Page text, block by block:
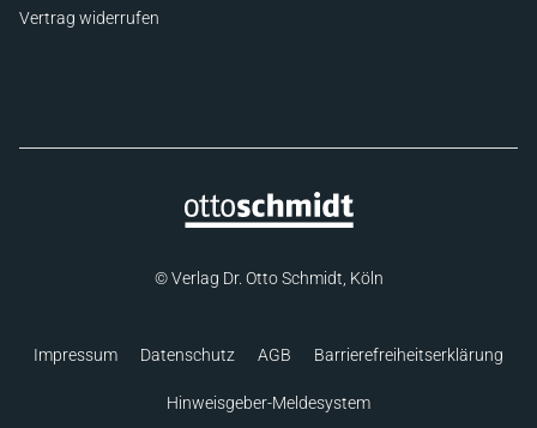
Vertrag widerrufen
© Verlag Dr. Otto Schmidt, Köln
Impressum Datenschutz AGB Barrierefreiheitserklärung
Hinweisgeber-Meldesystem